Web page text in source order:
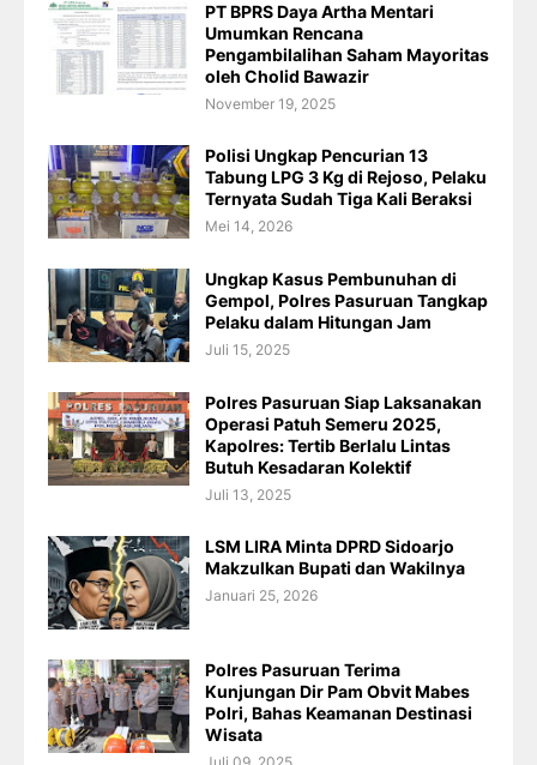
PT BPRS Daya Artha Mentari
Umumkan Rencana
Pengambilalihan Saham Mayoritas
oleh Cholid Bawazir
November 19, 2025
Polisi Ungkap Pencurian 13
Tabung LPG 3 Kg di Rejoso, Pelaku
Ternyata Sudah Tiga Kali Beraksi
Mei 14, 2026
Ungkap Kasus Pembunuhan di
Gempol, Polres Pasuruan Tangkap
Pelaku dalam Hitungan Jam
Juli 15, 2025
Polres Pasuruan Siap Laksanakan
Operasi Patuh Semeru 2025,
Kapolres: Tertib Berlalu Lintas
Butuh Kesadaran Kolektif
Juli 13, 2025
LSM LIRA Minta DPRD Sidoarjo
Makzulkan Bupati dan Wakilnya
Januari 25, 2026
Polres Pasuruan Terima
Kunjungan Dir Pam Obvit Mabes
Polri, Bahas Keamanan Destinasi
Wisata